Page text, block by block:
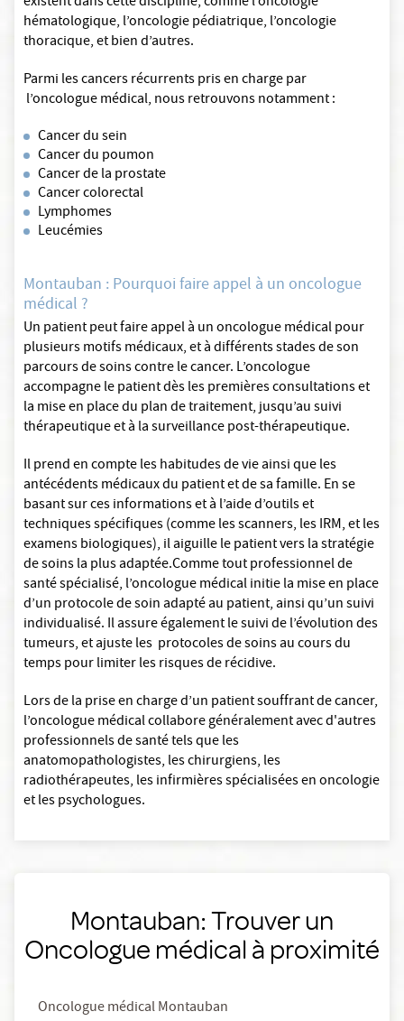
hématologique, l’oncologie pédiatrique, l’oncologie
thoracique, et bien d’autres.
Parmi les cancers récurrents pris en charge par
l’oncologue médical, nous retrouvons notamment :
Cancer du sein
Cancer du poumon
Cancer de la prostate
Cancer colorectal
Lymphomes
Leucémies
Montauban : Pourquoi faire appel à un oncologue
médical ?
Un patient peut faire appel à un oncologue médical pour
plusieurs motifs médicaux, et à différents stades de son
parcours de soins contre le cancer. L’oncologue
accompagne le patient dès les premières consultations et
la mise en place du plan de traitement, jusqu’au suivi
thérapeutique et à la surveillance post-thérapeutique.
Il prend en compte les habitudes de vie ainsi que les
antécédents médicaux du patient et de sa famille. En se
basant sur ces informations et à l’aide d’outils et
techniques spécifiques (comme les scanners, les IRM, et les
examens biologiques), il aiguille le patient vers la stratégie
de soins la plus adaptée.Comme tout professionnel de
santé spécialisé, l’oncologue médical initie la mise en place
d’un protocole de soin adapté au patient, ainsi qu’un suivi
individualisé. Il assure également le suivi de l’évolution des
tumeurs, et ajuste les protocoles de soins au cours du
temps pour limiter les risques de récidive.
Lors de la prise en charge d’un patient souffrant de cancer,
l’oncologue médical collabore généralement avec d'autres
professionnels de santé tels que les
anatomopathologistes, les chirurgiens, les
radiothérapeutes, les infirmières spécialisées en oncologie
et les psychologues.
Montauban: Trouver un
Oncologue médical à proximité
Oncologue médical Montauban